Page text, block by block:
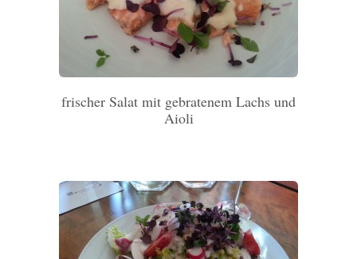
frischer Salat mit gebratenem Lachs und
Aioli